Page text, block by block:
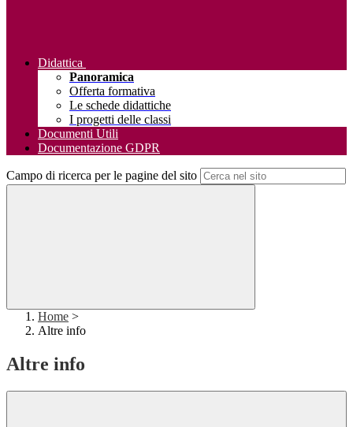
Didattica
Panoramica
Offerta formativa
Le schede didattiche
I progetti delle classi
Documenti Utili
Documentazione GDPR
Campo di ricerca per le pagine del sito
Home >
Altre info
Altre info